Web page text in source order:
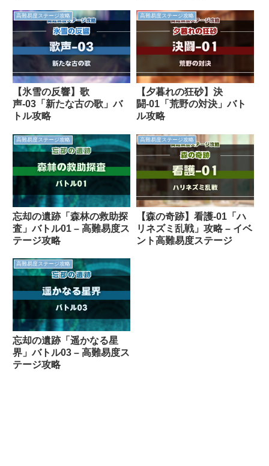
高難易度ステージ攻略
【氷雪の反響】歌
声-03「新たな古の歌」バ
トル攻略
高難易度ステージ攻略
【夕暮れの狂砂】決
闘-01「荒野の対決」バト
ル攻略
高難易度ステージ攻略
忘却の遺跡「森林の救助探
査」バトル01 – 高難易度ス
テージ攻略
高難易度ステージ攻略
【森の奇跡】看護-01「ハ
リネズミ乱戦」攻略 – イベ
ント高難易度ステージ
高難易度ステージ攻略
忘却の遺跡「遥かなる星
界」バトル03 – 高難易度ス
テージ攻略